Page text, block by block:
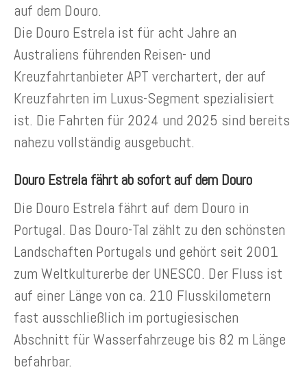
auf dem Douro.
Die Douro Estrela ist für acht Jahre an
Australiens führenden Reisen- und
Kreuzfahrtanbieter APT verchartert, der auf
Kreuzfahrten im Luxus-Segment spezialisiert
ist. Die Fahrten für 2024 und 2025 sind bereits
nahezu vollständig ausgebucht.
Douro Estrela fährt ab sofort auf dem Douro
Die Douro Estrela fährt auf dem Douro in
Portugal. Das Douro-Tal zählt zu den schönsten
Landschaften Portugals und gehört seit 2001
zum Weltkulturerbe der UNESCO. Der Fluss ist
auf einer Länge von ca. 210 Flusskilometern
fast ausschließlich im portugiesischen
Abschnitt für Wasserfahrzeuge bis 82 m Länge
befahrbar.